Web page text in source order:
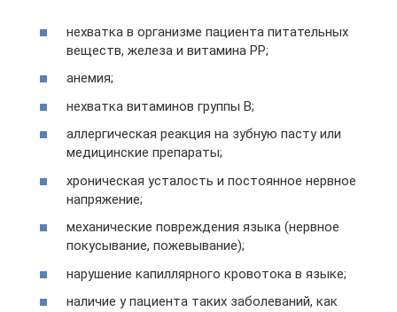
нехватка в организме пациента питательных
веществ, железа и витамина РР;
анемия;
нехватка витаминов группы В;
аллергическая реакция на зубную пасту или
медицинские препараты;
хроническая усталость и постоянное нервное
напряжение;
механические повреждения языка (нервное
покусывание, пожевывание);
нарушение капиллярного кровотока в языке;
наличие у пациента таких заболеваний, как